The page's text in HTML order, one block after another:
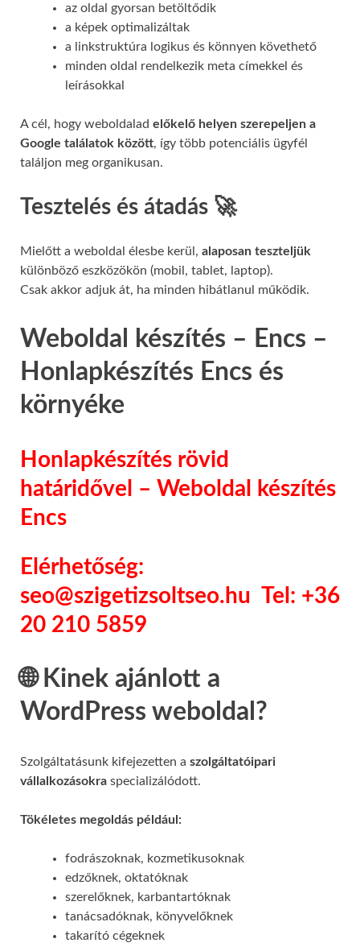
az oldal gyorsan betöltődik
a képek optimalizáltak
a linkstruktúra logikus és könnyen követhető
minden oldal rendelkezik meta címekkel és
leírásokkal
A cél, hogy weboldalad előkelő helyen szerepeljen a
Google találatok között, így több potenciális ügyfél
találjon meg organikusan.
Tesztelés és átadás 🚀
Mielőtt a weboldal élesbe kerül, alaposan teszteljük
különböző eszközökön (mobil, tablet, laptop).
Csak akkor adjuk át, ha minden hibátlanul működik.
Weboldal készítés – Encs –
Honlapkészítés Encs és
környéke
Honlapkészítés rövid
határidővel – Weboldal készítés
Encs
Elérhetőség:
seo@szigetizsoltseo.hu Tel: +36
20 210 5859
🌐 Kinek ajánlott a
WordPress weboldal?
Szolgáltatásunk kifejezetten a szolgáltatóipari
vállalkozásokra specializálódott.
Tökéletes megoldás például:
fodrászoknak, kozmetikusoknak
edzőknek, oktatóknak
szerelőknek, karbantartóknak
tanácsadóknak, könyvelőknek
takarító cégeknek